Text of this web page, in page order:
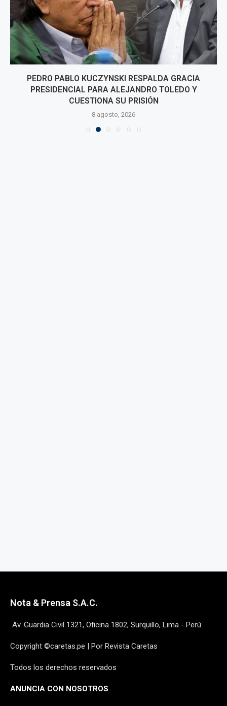
PEDRO PABLO KUCZYNSKI RESPALDA GRACIA
PRESIDENCIAL PARA ALEJANDRO TOLEDO Y
CUESTIONA SU PRISIÓN
8 agosto, 2026
Nota & Prensa S.A.C.
Av. Guardia Civil 1321, Oficina 1802, Surquillo, Lima - Perú
Copyright ©caretas.pe | Por Revista Caretas
Todos los derechos reservados
ANUNCIA CON NOSOTROS